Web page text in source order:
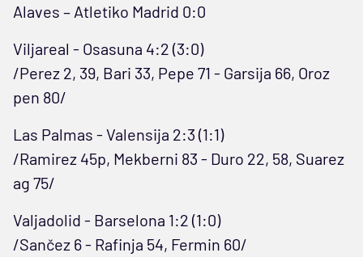
Alaves – Atletiko Madrid 0:0
Viljareal - Osasuna 4:2 (3:0)
/Perez 2, 39, Bari 33, Pepe 71 - Garsija 66, Oroz
pen 80/
Las Palmas - Valensija 2:3 (1:1)
/Ramirez 45p, Mekberni 83 - Duro 22, 58, Suarez
ag 75/
Valjadolid - Barselona 1:2 (1:0)
/Sančez 6 - Rafinja 54, Fermin 60/